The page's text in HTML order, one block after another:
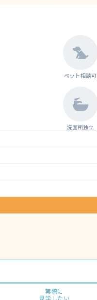
ペット相談可
洗面所独立
実際に
見学したい